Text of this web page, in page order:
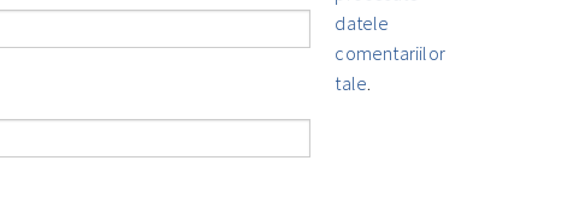
datele
comentariilor
tale.